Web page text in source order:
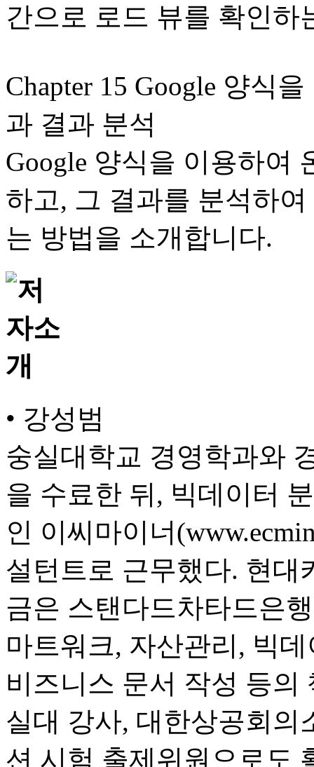
간으로 로드 뷰를 확인하
Chapter 15 Google 양식
과 결과 분석
Google 양식을 이용하여
하고, 그 결과를 분석하
는 방법을 소개합니다.
• 강성범
숭실대학교 경영학과와
을 수료한 뒤, 빅데이터
인 이씨마이너
설턴트로 근무했다. 현대
금은 스탠다드차타드은
마트워크, 자산관리, 빅
비즈니스 문서 작성 등의
실대 강사, 대한상공회
션 시험 출제위원으로도